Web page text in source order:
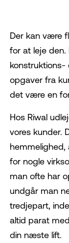
Der kan være
for at leje
opgaver fra
det være en
Hos Riwal
vores kunder.
for nogle
man ofte har
undgår man
tredjepart,
altid parat
din næste lift.